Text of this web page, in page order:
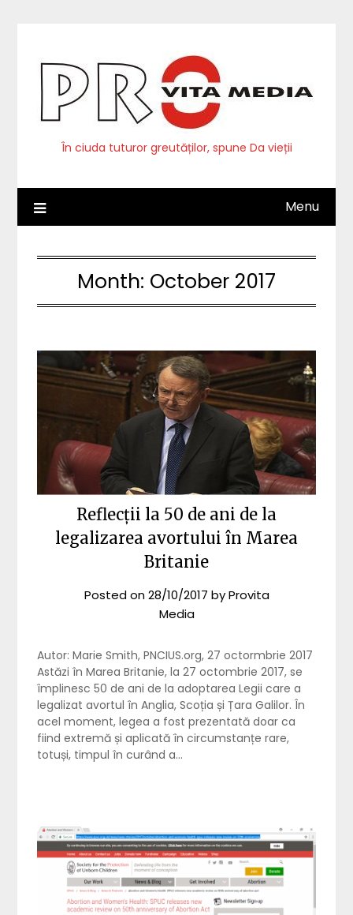
În ciuda tuturor greutăților, spune Da vieții
Menu
Month: October 2017
Reflecții la 50 de ani de la
legalizarea avortului în Marea
Britanie
Posted on28/10/2017 byProvita
Media
Autor: Marie Smith, PNCIUS.org, 27 octormbrie 2017
Astăzi în Marea Britanie, la 27 octombrie 2017, se
împlinesc 50 de ani de la adoptarea Legii care a
legalizat avortul în Anglia, Scoția și Țara Galilor. În
acel moment, legea a fost prezentată doar ca
fiind extremă și aplicată în circumstanțe rare,
totuși, timpul în curând a…